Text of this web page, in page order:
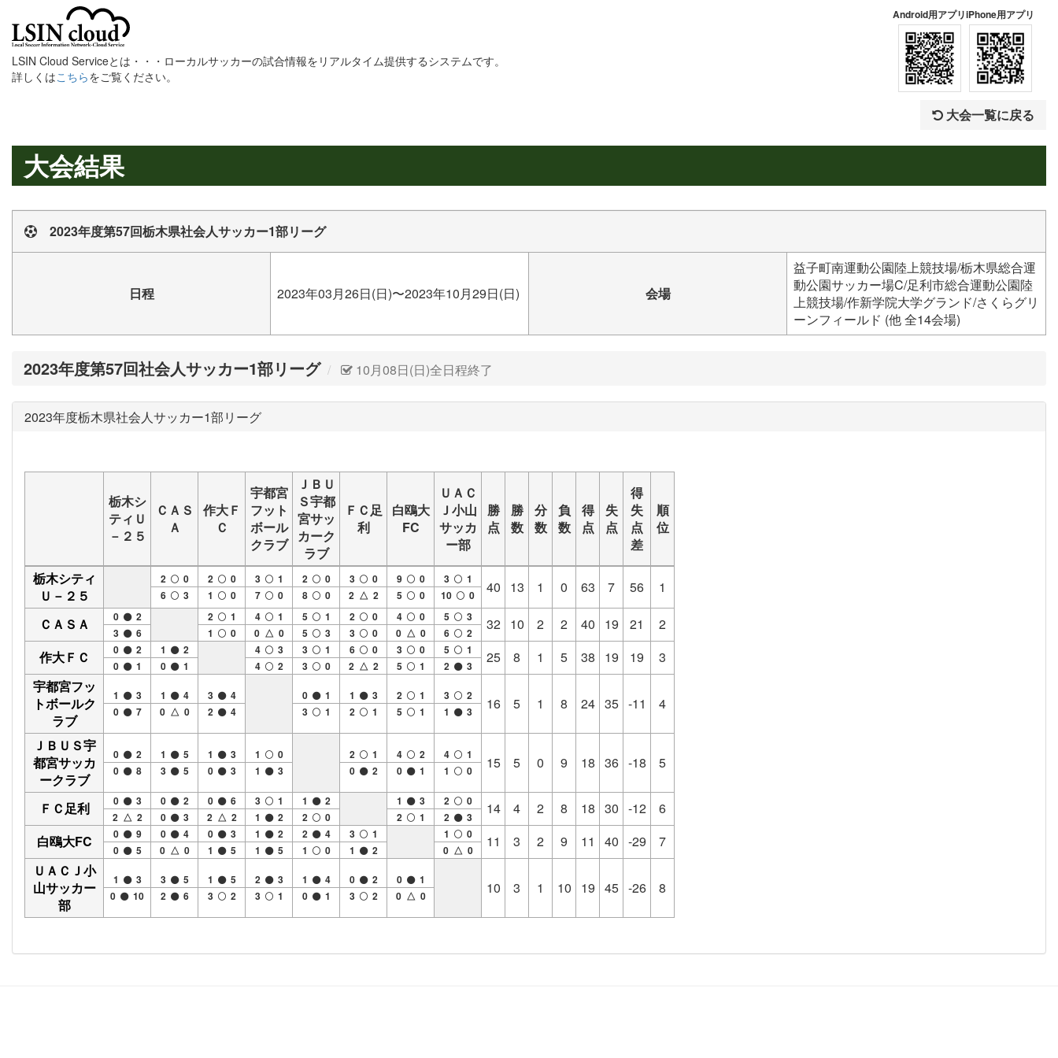
LSIN Cloud Serviceとは・・・ローカルサッカーの試合情報をリアルタイム提供するシステムです。
詳しくはこちらをご覧ください。
Android用アプリiPhone用アプリ
大会一覧に戻る
大会結果
2023年度第57回栃木県社会人サッカー1部リーグ
日程 2023年03月26日(日)〜2023年10月29日(日) 会場
益子町南運動公園陸上競技場/栃木県総合運
動公園サッカー場C/足利市総合運動公園陸
上競技場/作新学院大学グランド/さくらグリ
ーンフィールド (他 全14会場)
2023年度第57回社会人サッカー1部リーグ 10月08日(日)全日程終了
2023年度栃木県社会人サッカー1部リーグ
栃木シ
ティＵ
－２５
ＣＡＳ
Ａ
作大Ｆ
Ｃ
宇都宮
フット
ボール
クラブ
ＪＢＵ
Ｓ宇都
宮サッ
カーク
ラブ
ＦＣ足
利
白鴎大
FC
ＵＡＣ
Ｊ小山
サッカ
ー部
勝
点
勝
数
分
数
負
数
得
点
失
点
得
失
点
差
順
位
栃木シティ
Ｕ－２５
2
0
6
3
2
0
1
0
3
1
7
0
2
0
8
0
3
0
2 △ 2
9
0
5
0
3
1
10
0 40 13 1 0 63 7 56 1
ＣＡＳＡ 0
2
3
6
2
1
1
0
4
1
0 △ 0
5
1
5
3
2
0
3
0
4
0
0 △ 0
5
3
6
2 32 10 2 2 40 19 21
2
作大ＦＣ
0
2
0
1
1
2
0
1
4
3
4
2
3
1
3
0
6
0
2 △ 2
3
0
5
1
5
1
2
3 25 8 1 5 38 19 19
3
宇都宮フッ
トボールク
ラブ
1
3
0
7
1
4
0 △ 0
3
4
2
4
0
1
3
1
1
3
2
1
2
1
5
1
3
2
1
3 16 5 1 8 24 35 -11 4
ＪＢＵＳ宇
都宮サッカ
ークラブ
0
2
0
8
1
5
3
5
1
3
0
3
1
0
1
3
2
1
0
2
4
2
0
1
4
1
1
0 15 5 0 9 18 36 -18 5
ＦＣ足利 0
3
2 △ 2
0
2
0
3
0
6
2 △ 2
3
1
1
2
1
2
2
0
1
3
2
1
2
0
2
3 14 4 2 8 18 30 -12
6
白鴎大FC
0
9
0
5
0
4
0 △ 0
0
3
1
5
1
2
1
5
2
4
1
0
3
1
1
2
1
0
0 △ 0
11 3 2 9 11 40 -29
7
ＵＡＣＪ小
山サッカー
部
1
3
0
10
3
5
2
6
1
5
3
2
2
3
3
1
1
4
0
1
0
2
3
2
0
1
0 △ 0
10 3 1 10 19 45 -26 8